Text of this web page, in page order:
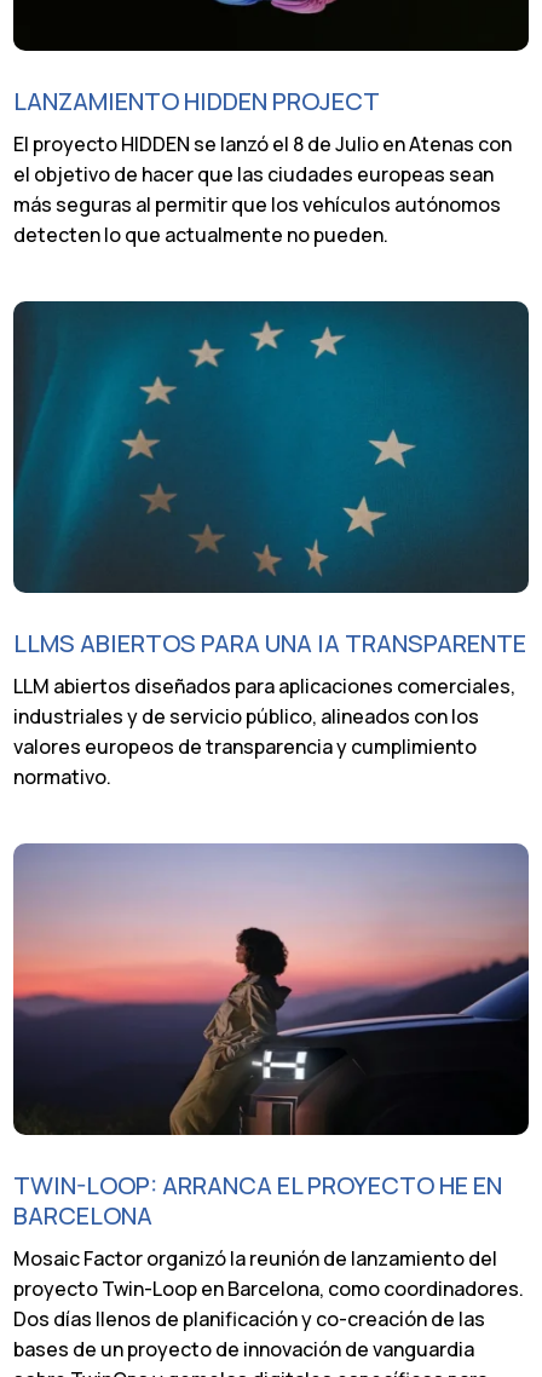
LANZAMIENTO HIDDEN PROJECT
El proyecto HIDDEN se lanzó el 8 de Julio en Atenas con
el objetivo de hacer que las ciudades europeas sean
más seguras al permitir que los vehículos autónomos
detecten lo que actualmente no pueden.
LLMS ABIERTOS PARA UNA IA TRANSPARENTE
LLM abiertos diseñados para aplicaciones comerciales,
industriales y de servicio público, alineados con los
valores europeos de transparencia y cumplimiento
normativo.
TWIN-LOOP: ARRANCA EL PROYECTO HE EN
BARCELONA
Mosaic Factor organizó la reunión de lanzamiento del
proyecto Twin-Loop en Barcelona, como coordinadores.
Dos días llenos de planificación y co-creación de las
bases de un proyecto de innovación de vanguardia